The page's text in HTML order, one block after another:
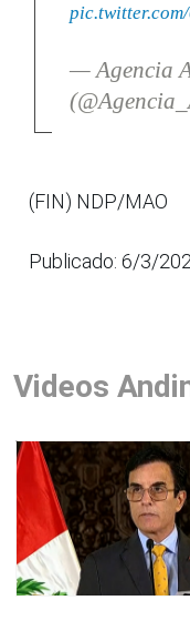
— Agencia
(FIN) NDP/MAO
Publicado: 6/3/
Videos